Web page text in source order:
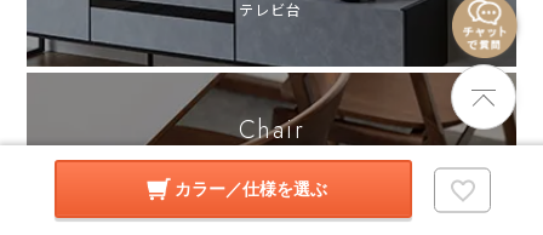
カラー／仕様を選ぶ
テレビ台
Chair
チェア